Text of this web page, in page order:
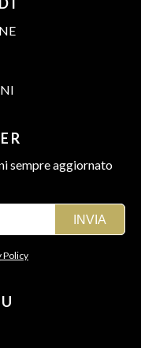
sempre aggiornato
Policy